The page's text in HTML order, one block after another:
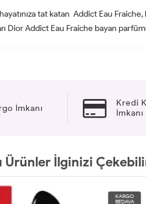
tat katan Addict Eau
Dior Addict Eau Fraiche bayan
İmkanı
Kredi
İmkanı
Ürünler İlginizi